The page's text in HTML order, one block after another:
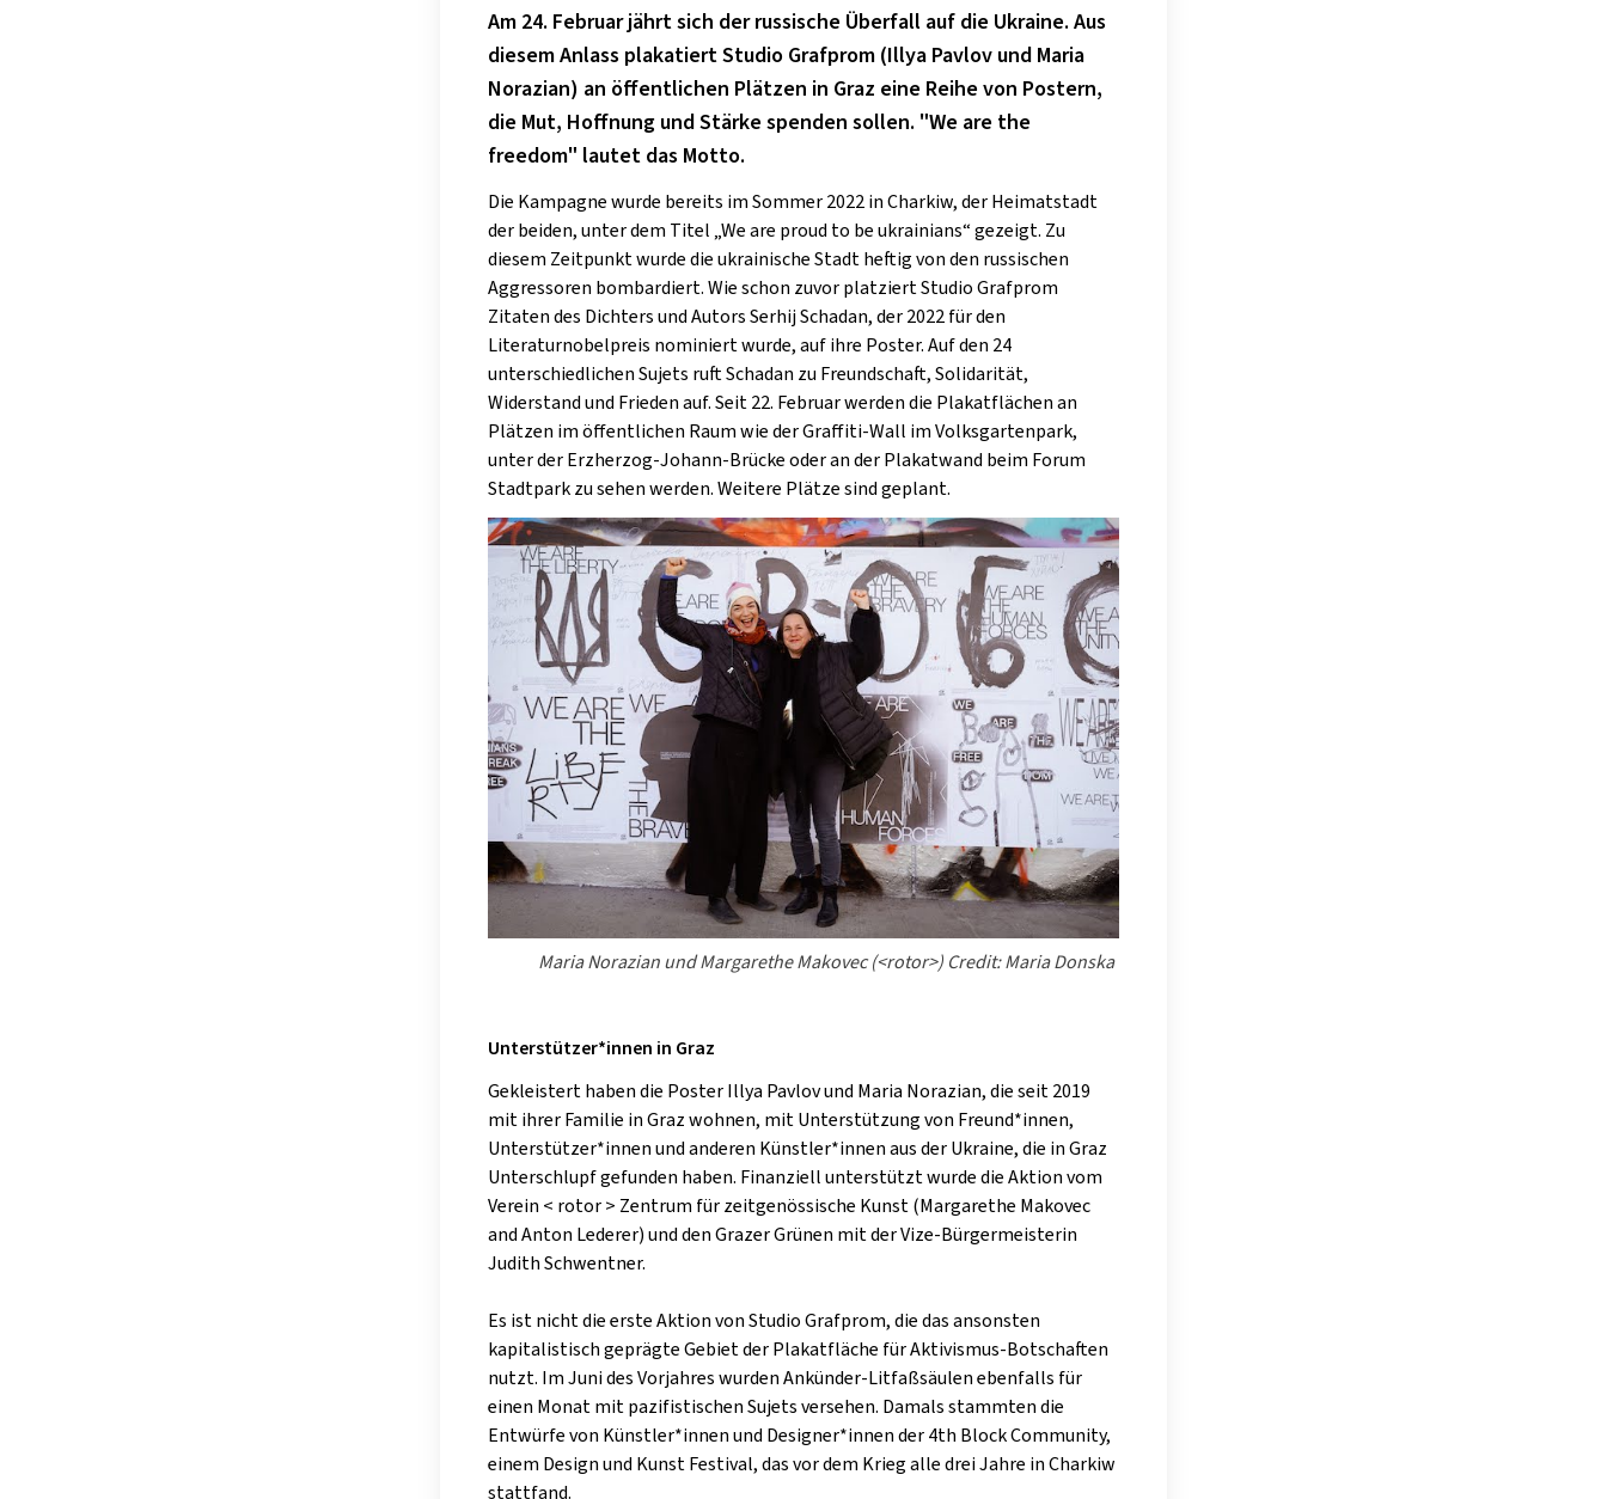
GOLD & PECH THEATER
Am 24. Februar jährt sich der russische Überfall auf die Ukraine. Aus
diesem Anlass plakatiert Studio Grafprom (Illya Pavlov und Maria
Norazian) an öffentlichen Plätzen in Graz eine Reihe von Postern,
die Mut, Hoffnung und Stärke spenden sollen. "We are the
freedom" lautet das Motto.
Die Kampagne wurde bereits im Sommer 2022 in Charkiw, der Heimatstadt
der beiden, unter dem Titel „We are proud to be ukrainians“ gezeigt. Zu
diesem Zeitpunkt wurde die ukrainische Stadt heftig von den russischen
Aggressoren bombardiert. Wie schon zuvor platziert Studio Grafprom
Zitaten des Dichters und Autors Serhij Schadan, der 2022 für den
Literaturnobelpreis nominiert wurde, auf ihre Poster. Auf den 24
unterschiedlichen Sujets ruft Schadan zu Freundschaft, Solidarität,
Widerstand und Frieden auf. Seit 22. Februar werden die Plakatflächen an
Plätzen im öffentlichen Raum wie der Graffiti-Wall im Volksgartenpark,
unter der Erzherzog-Johann-Brücke oder an der Plakatwand beim Forum
Stadtpark zu sehen werden. Weitere Plätze sind geplant.
Maria Norazian und Margarethe Makovec (<rotor>) Credit: Maria Donska
Unterstützer*innen in Graz
Gekleistert haben die Poster Illya Pavlov und Maria Norazian, die seit 2019
mit ihrer Familie in Graz wohnen, mit Unterstützung von Freund*innen,
Unterstützer*innen und anderen Künstler*innen aus der Ukraine, die in Graz
Unterschlupf gefunden haben. Finanziell unterstützt wurde die Aktion vom
Verein < rotor > Zentrum für zeitgenössische Kunst (Margarethe Makovec
and Anton Lederer) und den Grazer Grünen mit der Vize-Bürgermeisterin
Judith Schwentner.
Es ist nicht die erste Aktion von Studio Grafprom, die das ansonsten
kapitalistisch geprägte Gebiet der Plakatfläche für Aktivismus-Botschaften
nutzt. Im Juni des Vorjahres wurden Ankünder-Litfaßsäulen ebenfalls für
einen Monat mit pazifistischen Sujets versehen. Damals stammten die
Entwürfe von Künstler*innen und Designer*innen der 4th Block Community,
einem Design und Kunst Festival, das vor dem Krieg alle drei Jahre in Charkiw
stattfand.